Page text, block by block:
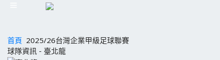
首頁 2025/26台灣企業甲級足球聯賽
球隊資訊 - 臺北龍